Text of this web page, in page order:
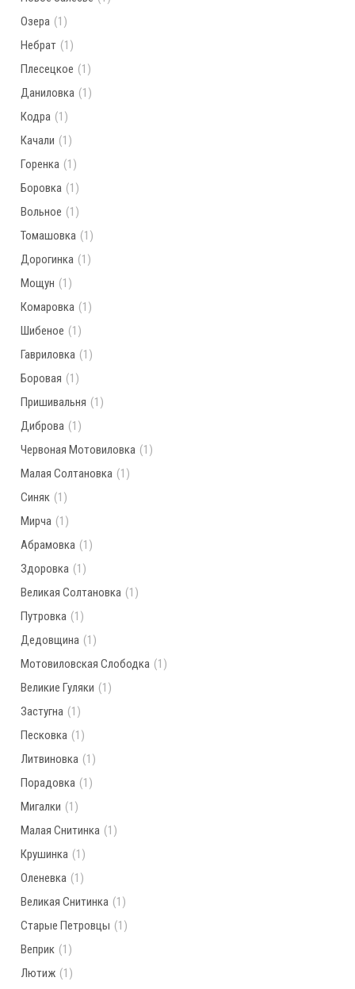
Озера (1)
Небрат (1)
Плесецкое (1)
Даниловка (1)
Кодра (1)
Качали (1)
Горенка (1)
Боровка (1)
Вольное (1)
Томашовка (1)
Дорогинка (1)
Мощун (1)
Комаровка (1)
Шибеное (1)
Гавриловка (1)
Боровая (1)
Пришивальня (1)
Диброва (1)
Червоная Мотовиловка (1)
Малая Солтановка (1)
Синяк (1)
Мирча (1)
Абрамовка (1)
Здоровка (1)
Великая Солтановка (1)
Путровка (1)
Дедовщина (1)
Мотовиловская Слободка (1)
Великие Гуляки (1)
Застугна (1)
Песковка (1)
Литвиновка (1)
Порадовка (1)
Мигалки (1)
Малая Снитинка (1)
Крушинка (1)
Оленевка (1)
Великая Снитинка (1)
Старые Петровцы (1)
Веприк (1)
Лютиж (1)